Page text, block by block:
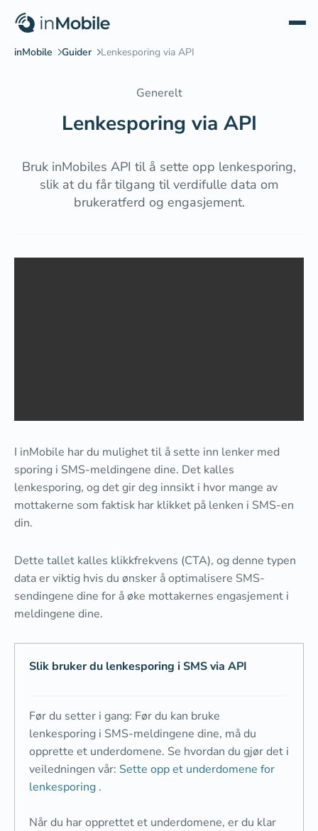
Generelt
Lenkesporing via API
Bruk inMobiles API til å sette opp lenkesporing,
slik at du får tilgang til verdifulle data om
brukeratferd og engasjement.
I inMobile har du mulighet til å sette inn lenker med
sporing i SMS-meldingene dine. Det kalles
lenkesporing, og det gir deg innsikt i hvor mange av
mottakerne som faktisk har klikket på lenken i SMS-en
din.
Dette tallet kalles klikkfrekvens (CTA), og denne typen
data er viktig hvis du ønsker å optimalisere SMS-
sendingene dine for å øke mottakernes engasjement i
meldingene dine.
Slik bruker du lenkesporing i SMS via API
Før du setter i gang: Før du kan bruke
lenkesporing i SMS-meldingene dine, må du
opprette et underdomene. Se hvordan du gjør det i
veiledningen vår: Sette opp et underdomene for
lenkesporing .
Når du har opprettet et underdomene, er du klar